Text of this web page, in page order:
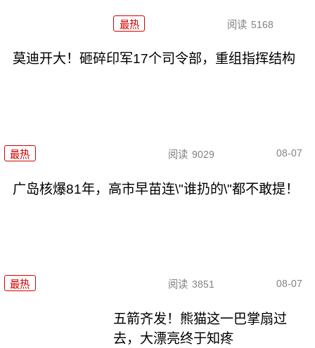
最热 阅读 5168
莫迪开大！砸碎印军17个司令部，重组指挥结构
最热 阅读 9029 08-07
广岛核爆81年，高市早苗连\"谁扔的\"都不敢提！
最热 阅读 3851 08-07
五箭齐发！熊猫这一巴掌扇过
去，大漂亮终于知疼